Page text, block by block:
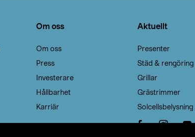
Om oss
Om oss
Press
Investerare
Hållbarhet
Karriär
Aktuellt
Presenter
Städ & rengöring
Grillar
Grästrimmer
Solcellsbelysning